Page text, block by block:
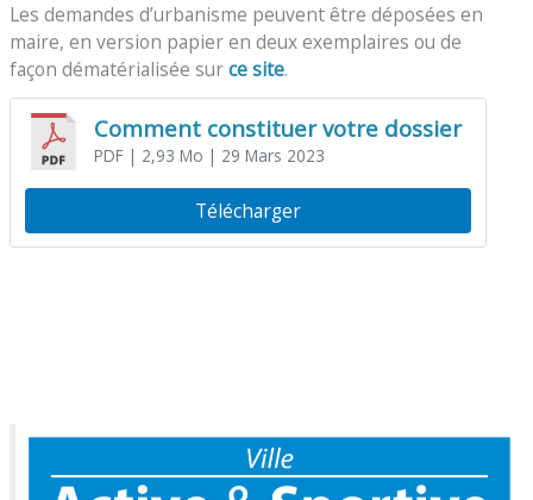
Les demandes d’urbanisme peuvent être déposées en
maire, en version papier en deux exemplaires ou de
façon dématérialisée surce site.
Comment constituer votre dossier
PDF| 2,93 Mo | 29 Mars 2023
Télécharger